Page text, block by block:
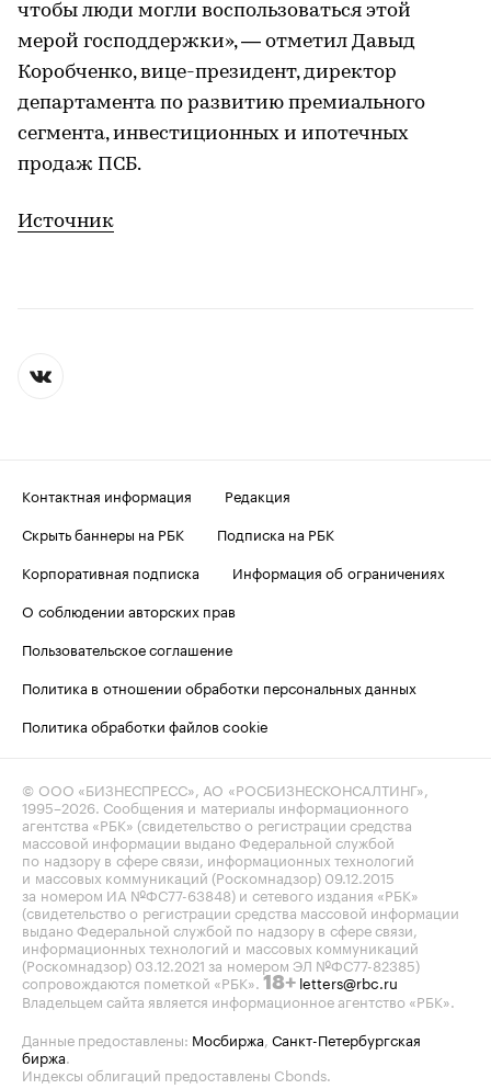
чтобы люди могли воспользоваться этой
мерой господдержки», — отметил Давыд
Коробченко, вице-президент, директор
департамента по развитию премиального
сегмента, инвестиционных и ипотечных
продаж ПСБ.
Источник
Контактная информация
Редакция
Скрыть баннеры на РБК
Подписка на РБК
Корпоративная подписка
Информация об ограничениях
О соблюдении авторских прав
Пользовательское соглашение
Политика в отношении обработки персональных данных
Политика обработки файлов cookie
© ООО «БИЗНЕСПРЕСС», АО «РОСБИЗНЕСКОНСАЛТИНГ»,
1995–2026. Сообщения и материалы информационного
агентства «РБК» (свидетельство о регистрации средства
массовой информации выдано Федеральной службой
по надзору в сфере связи, информационных технологий
и массовых коммуникаций (Роскомнадзор) 09.12.2015
за номером ИА №ФС77-63848) и сетевого издания «РБК»
(свидетельство о регистрации средства массовой информации
выдано Федеральной службой по надзору в сфере связи,
информационных технологий и массовых коммуникаций
(Роскомнадзор) 03.12.2021 за номером ЭЛ №ФС77-82385)
сопровождаются пометкой «РБК». 18+ letters@rbc.ru
Владельцем сайта является информационное агентство «РБК».
Данные предоставлены: Мосбиржа, Санкт-Петербургская
биржа.
Индексы облигаций предоставлены Cbonds.